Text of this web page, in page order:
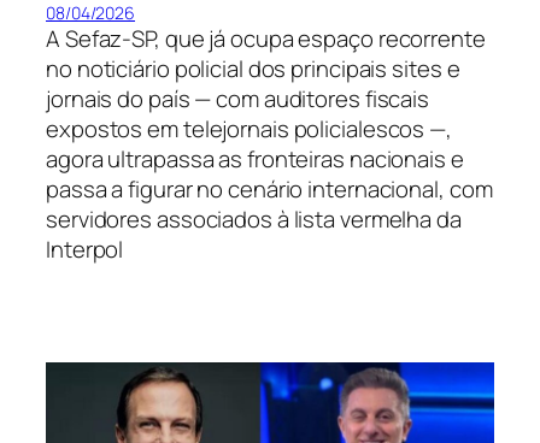
08/04/2026
A Sefaz-SP, que já ocupa espaço recorrente
no noticiário policial dos principais sites e
jornais do país — com auditores fiscais
expostos em telejornais policialescos —,
agora ultrapassa as fronteiras nacionais e
passa a figurar no cenário internacional, com
servidores associados à lista vermelha da
Interpol